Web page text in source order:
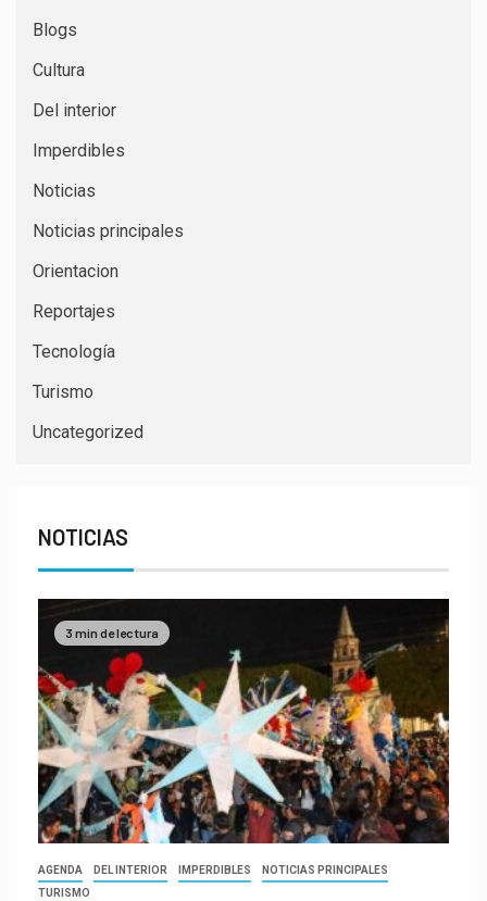
Blogs
Cultura
Del interior
Imperdibles
Noticias
Noticias principales
Orientacion
Reportajes
Tecnología
Turismo
Uncategorized
NOTICIAS
3 min de lectura
AGENDA DEL INTERIOR IMPERDIBLES
NOTICIAS PRINCIPALES
TURISMO